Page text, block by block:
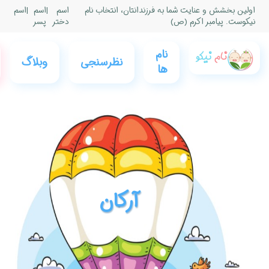
اسم
پسر
|اسم
وبلاگ
فروشگاه
عضویت
و ورود